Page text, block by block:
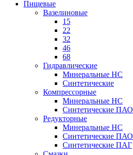
Пищевые
Вазелиновые
15
22
32
46
68
Гидравлические
Минеральные HC
Синтетические
Компрессорные
Минеральные HC
Синтетические ПАО
Редукторные
Минеральные HC
Синтетические ПАО
Синтетические ПАГ